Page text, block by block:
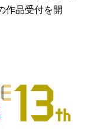
作品受付を開